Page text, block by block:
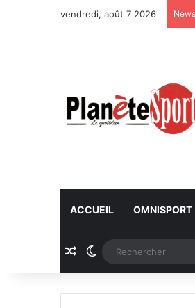
vendredi, août 7 2026 News
ACCUEIL OMNISPORT
Article Aléatoire
Switch skin